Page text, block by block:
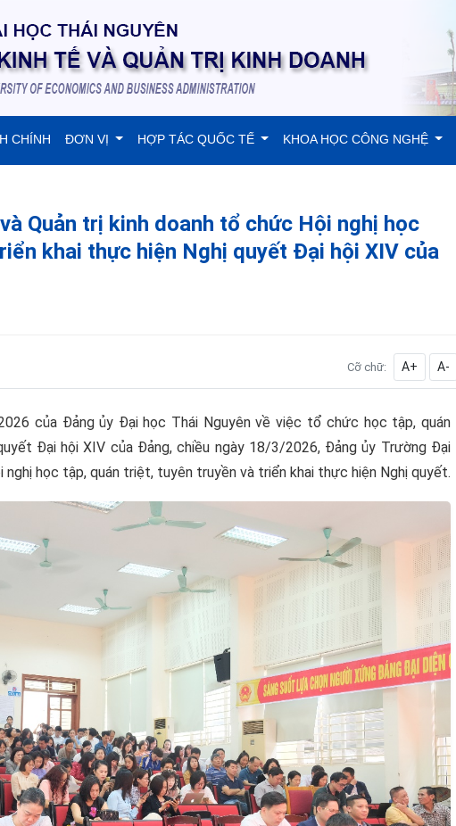
CHÍNH ĐƠN VỊ HỢP TÁC QUỐC TẾ KHOA HỌC CÔNG NGHỆ
Quản trị kinh doanh tổ chức Hội nghị học
khai thực hiện Nghị quyết Đại hội XIV của
Cỡ chữ: A+ A-
của Đảng ủy Đại học Thái Nguyên về việc tổ chức học tập, quán
Đại hội XIV của Đảng, chiều ngày 18/3/2026, Đảng ủy Trường Đại
học tập, quán triệt, tuyên truyền và triển khai thực hiện Nghị quyết.